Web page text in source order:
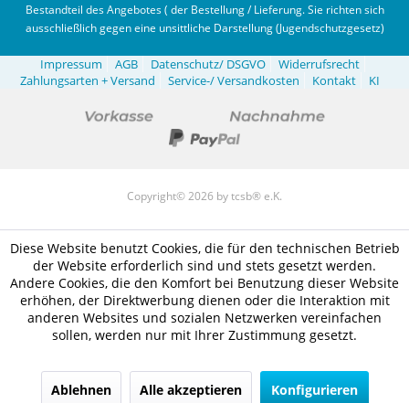
Bestandteil des Angebotes ( der Bestellung / Lieferung. Sie richten sich
ausschließlich gegen eine unsittliche Darstellung (Jugendschutzgesetz)
Impressum AGB Datenschutz/ DSGVO
Widerrufsrecht
Zahlungsarten + Versand
Service-/ Versandkosten Kontakt KI
Copyright© 2026 by tcsb® e.K.
Diese Website benutzt Cookies, die für den technischen Betrieb
der Website erforderlich sind und stets gesetzt werden.
Andere Cookies, die den Komfort bei Benutzung dieser Website
erhöhen, der Direktwerbung dienen oder die Interaktion mit
anderen Websites und sozialen Netzwerken vereinfachen
sollen, werden nur mit Ihrer Zustimmung gesetzt.
Ablehnen Alle akzeptieren Konfigurieren